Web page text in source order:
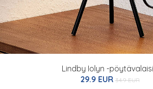
Lindby Iolyn -
29.9 EUR 34.9 EUR